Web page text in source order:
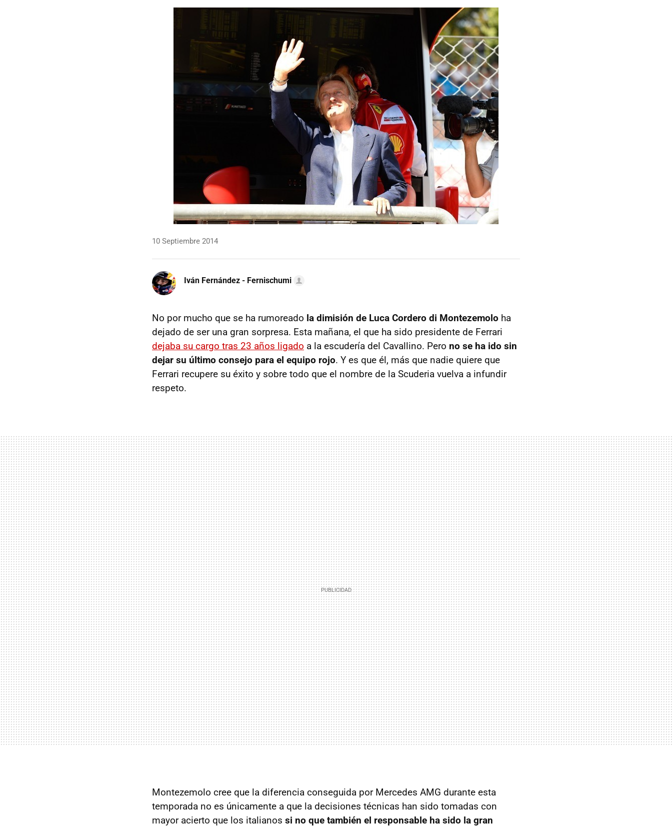
MAIL
10 Septiembre 2014
Iván Fernández - Fernischumi
No por mucho que se ha rumoreado la dimisión de Luca Cordero di Montezemolo ha
dejado de ser una gran sorpresa. Esta mañana, el que ha sido presidente de Ferrari
dejaba su cargo tras 23 años ligado a la escudería del Cavallino. Pero no se ha ido sin
dejar su último consejo para el equipo rojo. Y es que él, más que nadie quiere que
Ferrari recupere su éxito y sobre todo que el nombre de la Scuderia vuelva a infundir
respeto.
Montezemolo cree que la diferencia conseguida por Mercedes AMG durante esta
temporada no es únicamente a que la decisiones técnicas han sido tomadas con
mayor acierto que los italianos si no que también el responsable ha sido la gran